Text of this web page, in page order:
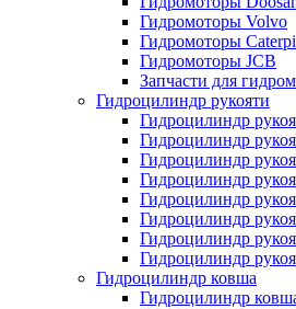
Гидромоторы Volvo
Гидромоторы
Гидромоторы JCB
Запчасти для
Гидроцилиндр рукояти
Гидроцилиндр
Гидроцилиндр
Гидроцилиндр
Гидроцилиндр
Гидроцилиндр
Гидроцилиндр
Гидроцилиндр
Гидроцилиндр
Гидроцилиндр ковша
Гидроцилиндр